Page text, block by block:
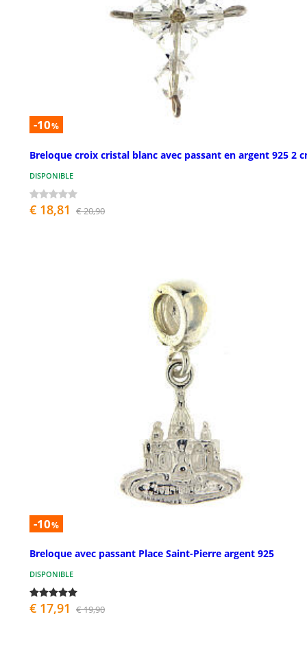
-10%
Breloque croix cristal blanc avec passant en argent 925 2
DISPONIBLE
€ 18,81 € 20,90
-10%
Breloque avec passant Place Saint-Pierre argent 925
DISPONIBLE
€ 17,91 € 19,90